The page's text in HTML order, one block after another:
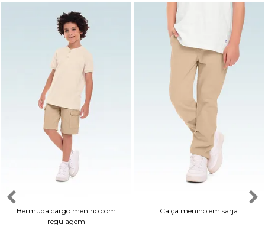
Bermuda cargo menino com
regulagem
Calça menino em sarja